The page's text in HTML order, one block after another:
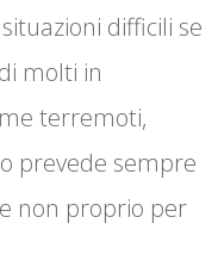
difficili se
molti in
terremoti,
prevede sempre
non proprio per